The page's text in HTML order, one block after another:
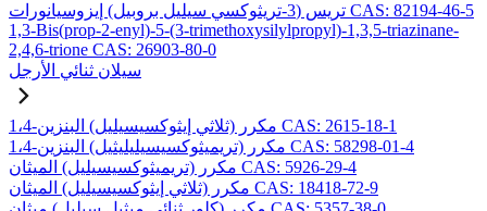
تريس (3-تريثوكسي سيليل بروبيل) إيزوسيانورات CAS: 82194-46-5
1,3-Bis(prop-2-enyl)-5-(3-trimethoxysilylpropyl)-1,3,5-triazinane-
2,4,6-trione CAS: 26903-80-0
سيلان ثنائي الأرجل
1،4-مكرر (ثلاثي إيثوكسيسيليل) البنزين CAS: 2615-18-1
1،4-مكرر (تريميثوكسيسيليليثيل) البنزين CAS: 58298-01-4
مكرر (تريميثوكسيسيليل) الميثان CAS: 5926-29-4
مكرر (ثلاثي إيثوكسيسيليل) الميثان CAS: 18418-72-9